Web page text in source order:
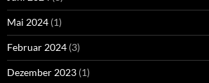
Mai 2024 (1)
Februar 2024 (3)
Dezember 2023 (1)